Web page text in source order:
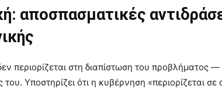
αποσπασματικές
περιορίζεται στη διαπίστωση του προβλήματος —
του. Υποστηρίζει ότι η κυβέρνηση «περιορίζεται